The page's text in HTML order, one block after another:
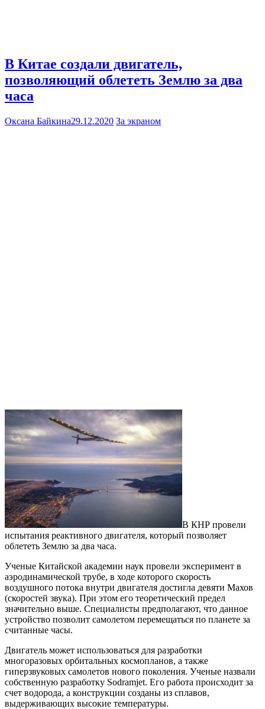
В Китае создали двигатель,
позволяющий облететь Землю за два
часа
Оксана Байкина29.12.2020 За экраном
В КНР провели
испытания реактивного двигателя, который позволяет
облететь Землю за два часа.
Ученые Китайской академии наук провели эксперимент в
аэродинамической трубе, в ходе которого скорость
воздушного потока внутри двигателя достигла девяти Махов
(скоростей звука). При этом его теоретический предел
значительно выше. Специалисты предполагают, что данное
устройство позволит самолетом перемещаться по планете за
считанные часы.
Двигатель может использоваться для разработки
многоразовых орбитальных космопланов, а также
гиперзвуковых самолетов нового поколения. Ученые назвали
собственную разработку Sodramjet. Его работа происходит за
счет водорода, а конструкции созданы из сплавов,
выдерживающих высокие температуры.